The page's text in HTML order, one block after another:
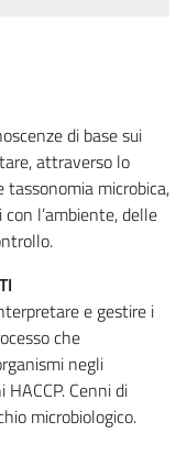
di base sui
attraverso lo
microbica,
l’ambiente, delle
e gestire i
che
negli
Cenni di
microbiologico.